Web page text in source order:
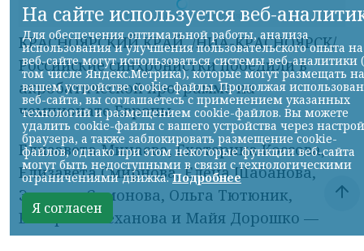
Фото ТГ-канала "Спецоперация Z"
КРАСНОЯРСКИЙ КРАЙ, /НИА-КРАСНОЯРСК/.
Российские синхронистки победили в
акробатической программе на
чемпионате Европы.
Елизавета Минаева, Екатерина Коссова,
Елизавета Смирнова, Елена Шабанова,
Эвелина Симонова, Ольга Тютюник,
Валерия Плеханова и Майя Дорошко —
трёхкратные чемпионки.
На сайте используется веб-
Для обеспечения оптимальной работы, анализа
использования и улучшения пользовательского опыта на
веб-сайте могут использоваться системы веб-аналитики
том числе Яндекс.Метрика), которые могут размещать на
вашем устройстве cookie-файлы. Продолжая
веб-сайта, вы соглашаетесь с применением указанных
технологий и размещением cookie-файлов. Вы можете
удалить cookie-файлы с вашего устройства через
браузера, а также заблокировать размещение cookie-
файлов, однако при этом некоторые функции веб-сайта
могут быть недоступными в связи с технологическими
ограничениями движка.Подробнее
Я согласен